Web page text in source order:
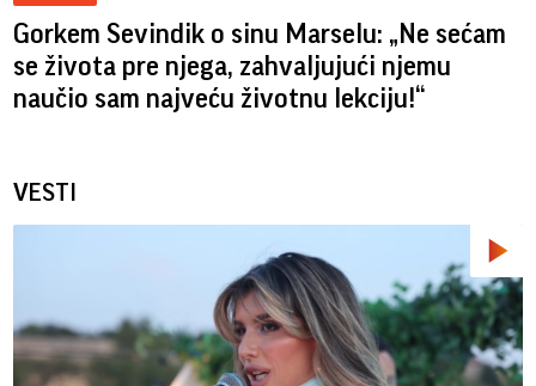
Gorkem Sevindik o sinu Marselu: „Ne sećam
se života pre njega, zahvaljujući njemu
naučio sam najveću životnu lekciju!“
VESTI